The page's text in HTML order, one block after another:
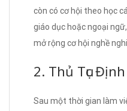
còn có cơ hội theo học
giáo dục hoặc ngoại
mở rộng cơ hội nghề
2. Thủ Tục
Sau một thời gian làm